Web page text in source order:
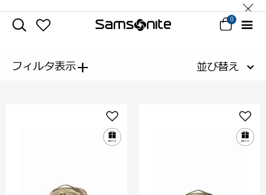
0
フィルタ表示+ 並び替え